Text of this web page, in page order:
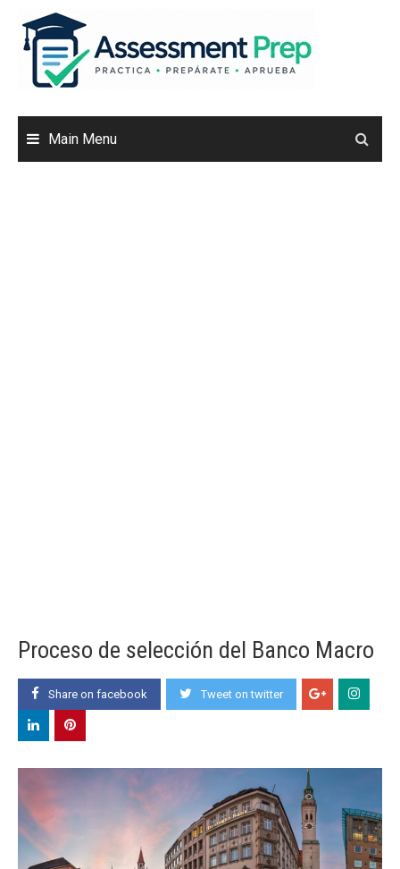
content
Main Menu
Proceso de selección del Banco Macro
Share on facebook Tweet on twitter